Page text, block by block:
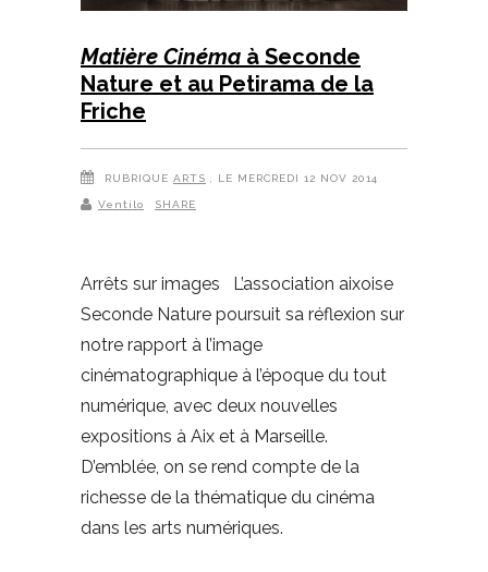
Matière Cinéma à Seconde
Nature et au Petirama de la
Friche
RUBRIQUE ARTS , LE MERCREDI 12 NOV 2014
Ventilo SHARE
Arrêts sur images L’association aixoise
Seconde Nature poursuit sa réflexion sur
notre rapport à l’image
cinématographique à l’époque du tout
numérique, avec deux nouvelles
expositions à Aix et à Marseille.
D’emblée, on se rend compte de la
richesse de la thématique du cinéma
dans les arts numériques.